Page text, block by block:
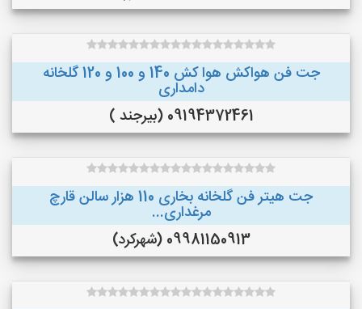
جت فن هواکش هوا کش 140 و 100 و 120 گلخانه
دامداری
09194372461 (بیرجند )
جت هیتر فن گلخانه بخاری 110 هزار سالن قارچ
مرغداری...
09981150913 (شهرکرد)